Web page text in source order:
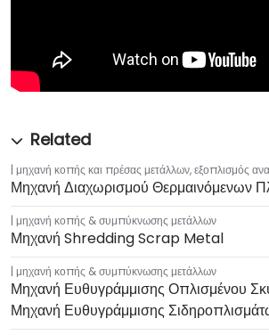
μηχανή κοπής και πρέσας μετάλλων,εξοπλισμός
Μηχανή Διαχωρισμού Θερμαινόμενων
μηχανή κοπής & συμπύκνωσης μετάλλων
Μηχανή Shredding Scrap Metal
μηχανή κοπής & συμπύκνωσης μετάλλων
Μηχανή Ευθυγράμμισης Οπλισμένου
Μηχανή Ευθυγράμμισης